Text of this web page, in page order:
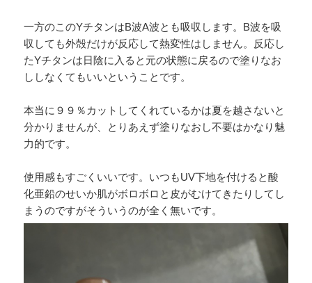
一方のこのYチタンはB波A波とも吸収します。B波を吸
収しても外殻だけが反応して熱変性はしません。反応し
たYチタンは日陰に入ると元の状態に戻るので塗りなお
ししなくてもいいということです。
本当に９９％カットしてくれているかは夏を越さないと
分かりませんが、とりあえず塗りなおし不要はかなり魅
力的です。
使用感もすごくいいです。いつもUV下地を付けると酸
化亜鉛のせいか肌がボロボロと皮がむけてきたりしてし
まうのですがそういうのが全く無いです。